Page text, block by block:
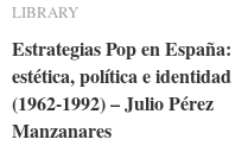
LIBRARY
Estrategias Pop en España:
estética, política e identidad
(1962-1992) – Julio Pérez
Manzanares
LIBRARY
Estrategias Pop en España:
estética, política e identidad
(1962-1992) – Julio Pérez
Manzanares